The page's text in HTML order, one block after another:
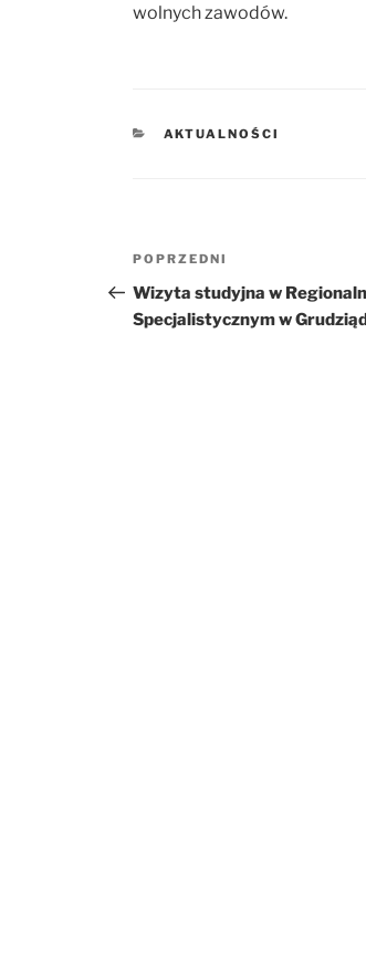
wolnych zawodów.
KATEGORIE
AKTUALNOŚCI
wpisu
Poprzedni
wpis
POPRZEDNI
Wizyta studyjna w
Specjalistycznym w